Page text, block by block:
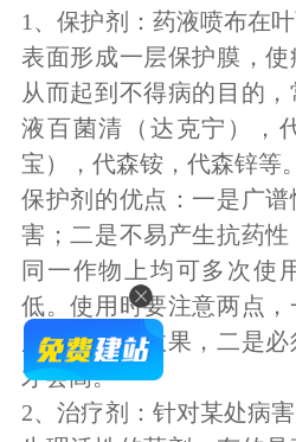
1、保护剂：药液喷布在
表面形成一层保护膜，使
从而起到不得病的目的
液百菌清（达克宁），
宝），代森铵，代森锌等。
保护剂的优点：一是广
害；二是不易产生抗药
同一作物上均可多次使
低。使用时要注意两点
用药，才有效果，二是
才会高。
2、治疗剂：针对某处病